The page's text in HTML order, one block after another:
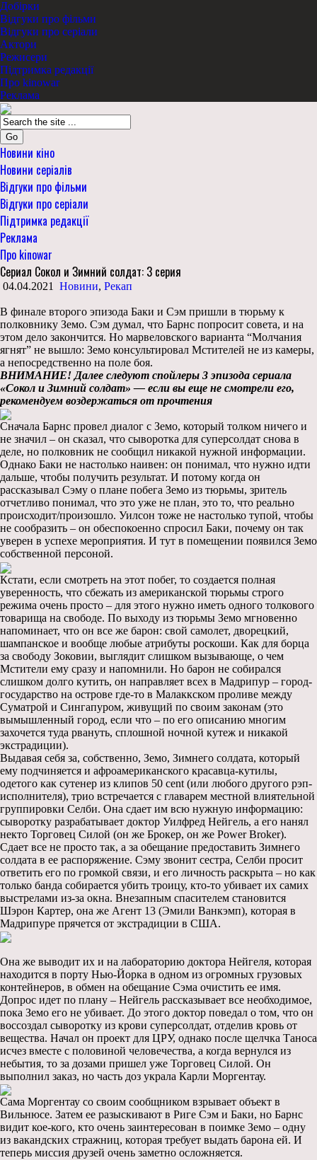
Добірки
Відгуки про фільми
Відгуки про серіали
Актори
Режисери
Підтримка редакції
Про kinowar
Реклама
Go
Новини кіно
Новини серіалів
Відгуки про фільми
Відгуки про серіали
Підтримка редакції
Реклама
Про kinowar
Сериал Сокол и Зимний солдат: 3 серия
04.04.2021 Новини, Рекап
В финале второго эпизода Баки и Сэм пришли в тюрьму к
полковнику Земо. Сэм думал, что Барнс попросит совета, и на
этом дело закончится. Но марвеловского варианта “Молчания
ягнят” не вышло: Земо консультировал Мстителей не из камеры,
а непосредственно на поле боя.
ВНИМАНИЕ! Далее следуют спойлеры 3 эпизода сериала
«Сокол и Зимний солдат» — если вы еще не смотрели его,
рекомендуем воздержаться от прочтения
Сначала Барнс провел диалог с Земо, который толком ничего и
не значил – он сказал, что сыворотка для суперсолдат снова в
деле, но полковник не сообщил никакой нужной информации.
Однако Баки не настолько наивен: он понимал, что нужно идти
дальше, чтобы получить результат. И потому когда он
рассказывал Сэму о плане побега Земо из тюрьмы, зритель
отчетливо понимал, что это уже не план, это то, что реально
происходит/произошло. Уилсон тоже не настолько тупой, чтобы
не сообразить – он обеспокоенно спросил Баки, почему он так
уверен в успехе мероприятия. И тут в помещении появился Земо
собственной персоной.
Кстати, если смотреть на этот побег, то создается полная
уверенность, что сбежать из американской тюрьмы строго
режима очень просто – для этого нужно иметь одного толкового
товарища на свободе. По выходу из тюрьмы Земо мгновенно
напоминает, что он все же барон: свой самолет, дворецкий,
шампанское и вообще любые атрибуты роскоши. Как для борца
за свободу Зоковии, выглядит слишком вызывающе, о чем
Мстители ему сразу и напомнили. Но барон не собирался
слишком долго кутить, он направляет всех в Мадрипур – город-
государство на острове где-то в Малаккском проливе между
Суматрой и Сингапуром, живущий по своим законам (это
вымышленный город, если что – по его описанию многим
захочется туда рвануть, сплошной ночной кутеж и никакой
экстрадиции).
Выдавая себя за, собственно, Земо, Зимнего солдата, который
ему подчиняется и афроамериканского красавца-кутилы,
одетого как сутенер из клипов 50 cent (или любого другого рэп-
исполнителя), трио встречается с главарем местной влиятельной
группировки Селби. Она сдает им всю нужную информацию:
сыворотку разрабатывает доктор Уилфред Нейгель, а его нанял
некто Торговец Силой (он же Брокер, он же Power Broker).
Сдает все не просто так, а за обещание предоставить Зимнего
солдата в ее распоряжение. Сэму звонит сестра, Селби просит
ответить его по громкой связи, и его личность раскрыта – но как
только банда собирается убить троицу, кто-то убивает их самих
выстрелами из-за окна. Внезапным спасителем становится
Шэрон Картер, она же Агент 13 (Эмили Ванкэмп), которая в
Мадрипуре прячется от экстрадиции в США.
Она же выводит их и на лабораторию доктора Нейгеля, которая
находится в порту Нью-Йорка в одном из огромных грузовых
контейнеров, в обмен на обещание Сэма очистить ее имя.
Допрос идет по плану – Нейгель рассказывает все необходимое,
пока Земо его не убивает. До этого доктор поведал о том, что он
воссоздал сыворотку из крови суперсолдат, отделив кровь от
вещества. Начал он проект для ЦРУ, однако после щелчка Таноса
исчез вместе с половиной человечества, а когда вернулся из
небытия, то за дозами пришел уже Торговец Силой. Он
выполнил заказ, но часть доз украла Карли Моргентау.
Сама Моргентау со своим сообщником взрывает объект в
Вильнюсе. Затем ее разыскивают в Риге Сэм и Баки, но Барнс
видит кое-кого, кто очень заинтересован в поимке Земо – одну
из вакандских стражниц, которая требует выдать барона ей. И
теперь миссия друзей очень заметно осложняется.